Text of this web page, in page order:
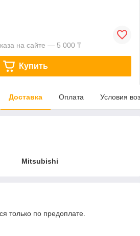
на сайте — 5 000 ₸
Купить
Доставка Оплата Условия
Mitsubishi
только по предоплате.